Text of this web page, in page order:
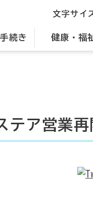
続き 健康・福
文字サイ
テア営業